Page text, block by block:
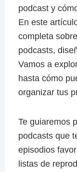
podcast y
En este
completa
podcasts,
Vamos a
hasta cómo
organizar tus
Te guiaremos
podcasts que
episodios
listas de